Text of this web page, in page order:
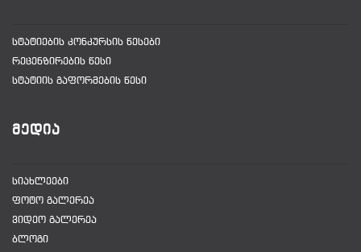
ᲡᲢᲐᲢᲘᲔᲑᲘᲡ ᲙᲝᲜᲙᲣᲠᲡᲘᲡ ᲬᲔᲡᲔᲑᲘ
ᲠᲔᲪᲔᲜᲖᲘᲠᲔᲑᲘᲡ ᲬᲔᲡᲘ
ᲡᲢᲐᲢᲘᲘᲡ ᲒᲐᲤᲝᲠᲛᲔᲑᲘᲡ ᲬᲔᲡᲘ
ᲛᲔᲓᲘᲐ
ᲡᲘᲐᲮᲚᲔᲔᲑᲘ
ᲤᲝᲢᲝ ᲒᲐᲚᲔᲠᲔᲐ
ᲕᲘᲓᲔᲝ ᲒᲐᲚᲔᲠᲔᲐ
ᲑᲚᲝᲒᲘ